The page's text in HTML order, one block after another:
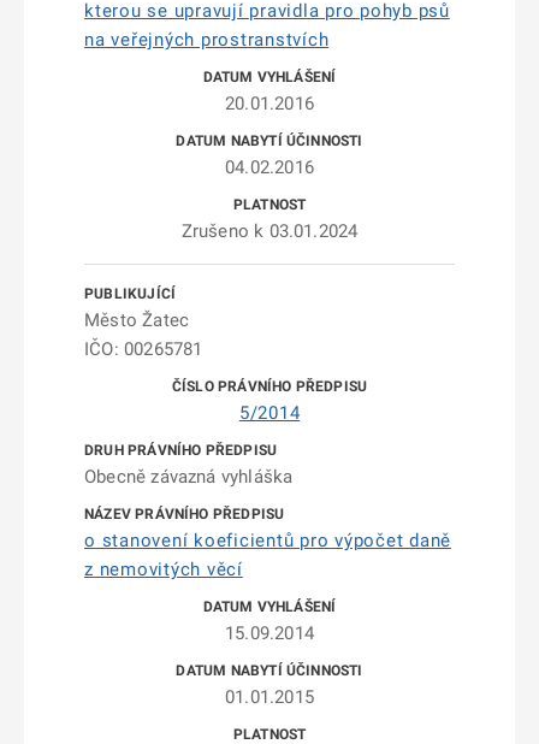
kterou se upravují pravidla pro pohyb psů
na veřejných prostranstvích
20.01.2016
04.02.2016
Zrušeno k 03.01.2024
Město Žatec
IČO: 00265781
5/2014
Obecně závazná vyhláška
o stanovení koeficientů pro výpočet daně
z nemovitých věcí
15.09.2014
01.01.2015